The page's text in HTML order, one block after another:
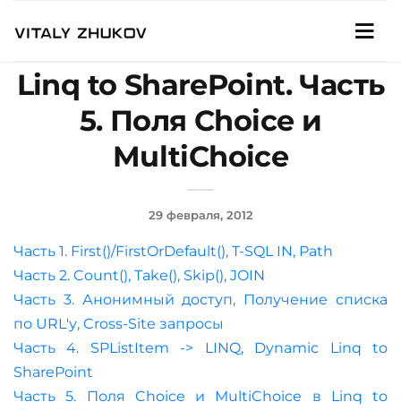
Linq to SharePoint. Часть
5. Поля Choice и
MultiChoice
29 февраля, 2012
Часть 1. First()/FirstOrDefault(), T-SQL IN, Path
Часть 2. Count(), Take(), Skip(), JOIN
Часть 3. Анонимный доступ, Получение списка
по URL'у, Cross-Site запросы
Часть 4. SPListItem -> LINQ, Dynamic Linq to
SharePoint
Часть 5. Поля Choice и MultiChoice в Linq to